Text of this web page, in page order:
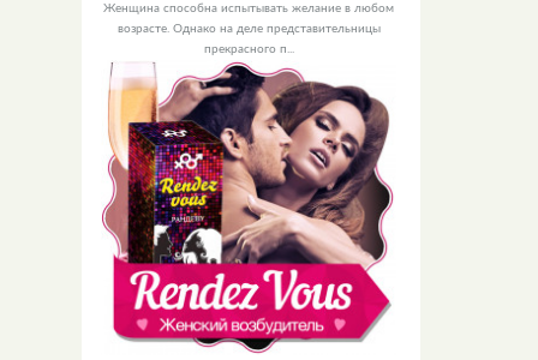
Женщина способна испытывать желание в любом
возрасте. Однако на деле представительницы
прекрасного п...